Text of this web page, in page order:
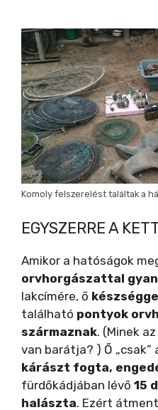
Komoly felszerelést találtak a
EGYSZERRE A
Amikor a hatóságok
orvhorgászattal
lakcímére, ő
található pontyok
származnak. (Minek
van barátja? ) Ő
kárászt fogta,
fürdőkádjában lévő 15
halászta. Ezért